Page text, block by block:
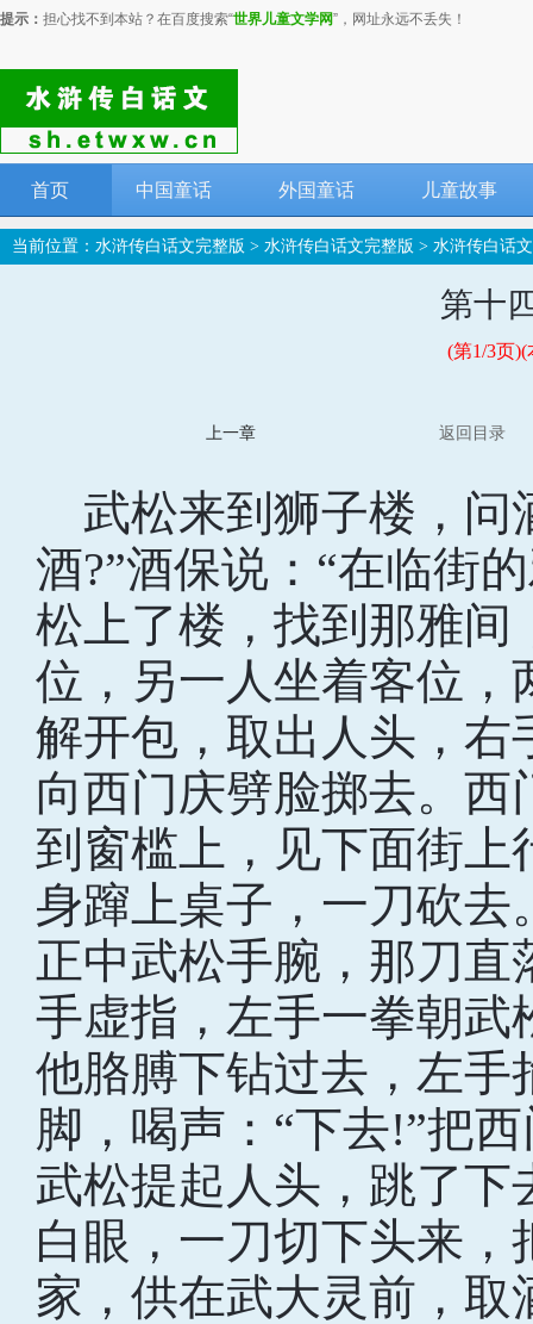
提示： 担心找不到本站？在百度搜索“世界儿童文学网”，网址永远不丢失！
首页 中国童话 外国童话 儿童故事
当前位置： 水浒传白话文完整版 > 水浒传白话文完整版 > 水浒传白话
第十
(第1/3页
上一章 返回目录
武松来到狮子楼，问
酒?”酒保说：“在临街
松上了楼，找到那雅间
位，另一人坐着客位，
解开包，取出人头，右
向西门庆劈脸掷去。
到窗槛上，见下面街
身蹿上桌子，一刀砍
正中武松手腕，那刀
手虚指，左手一拳朝武
他胳膊下钻过去，左手
脚，喝声：“下去!”把
武松提起人头，跳了下
白眼，一刀切下头来
家，供在武大灵前，取